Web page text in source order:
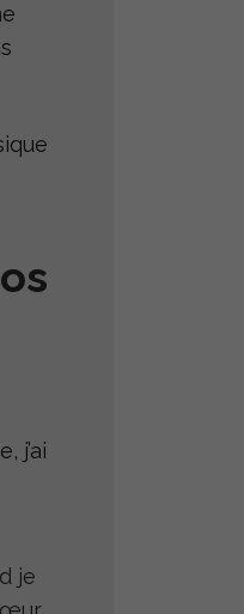
j’ai
je